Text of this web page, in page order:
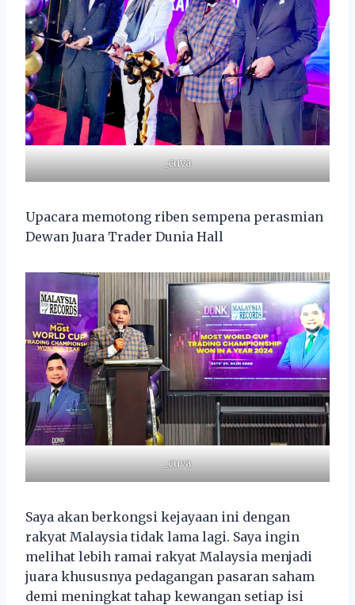
_cuva
Upacara memotong riben sempena perasmian
Dewan Juara Trader Dunia Hall
_cuva
Saya akan berkongsi kejayaan ini dengan
rakyat Malaysia tidak lama lagi. Saya ingin
melihat lebih ramai rakyat Malaysia menjadi
juara khususnya pedagangan pasaran saham
demi meningkat tahap kewangan setiap isi